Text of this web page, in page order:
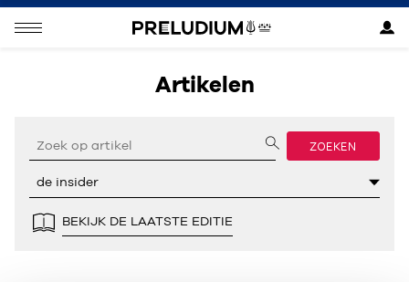
Artikelen
ZOEKEN
BEKIJK DE LAATSTE EDITIE